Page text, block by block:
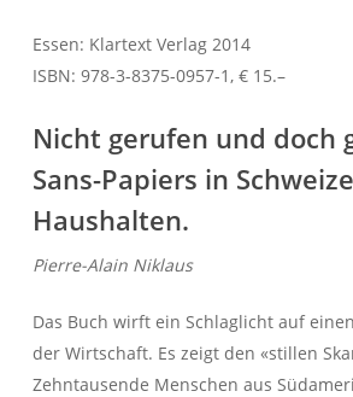
Essen: Klartext Verlag 2014
ISBN: 978-3-8375-0957-1, € 15.–
Nicht gerufen und doch
Sans-Papiers in
Haushalten.
Pierre-Alain Niklaus
Das Buch wirft ein Schlaglicht auf
der Wirtschaft. Es zeigt den «stillen
Zehntausende Menschen aus